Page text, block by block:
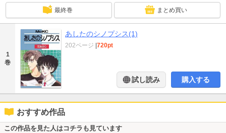
最終巻 まとめ買い
1
巻
あしたのシノプシス(1)
202ページ 720pt
試し読み 購入する
おすすめ作品
この作品を見た人はコチラも見ています